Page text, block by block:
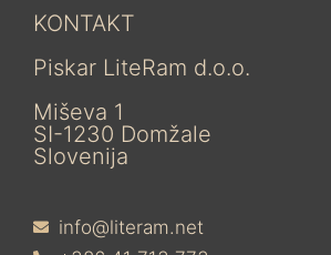
KONTAKT
Piskar LiteRam d.o.o.
Miševa 1
SI-1230 Domžale
Slovenija
info@literam.net